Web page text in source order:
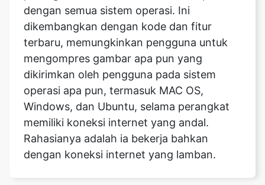
mengompres gambar apa pun yang
dikirimkan oleh pengguna pada sistem
operasi apa pun, termasuk MAC OS,
Windows, dan Ubuntu, selama perangkat
memiliki koneksi internet yang andal.
Rahasianya adalah ia bekerja bahkan
dengan koneksi internet yang lamban.
Dapatkah saya mengompres